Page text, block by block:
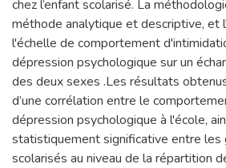
chez l’enfant scolarisé. La
méthode analytique et descriptive, et
l'échelle de comportement
dépression psychologique sur un
des deux sexes .Les résultats
d’une corrélation entre le
dépression psychologique à l'école,
statistiquement significative entre les
scolarisés au niveau de la répartition